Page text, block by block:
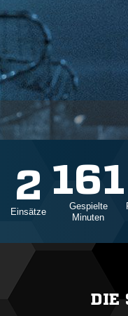
2
Einsätze
161
Gespielte
Minuten
DIE